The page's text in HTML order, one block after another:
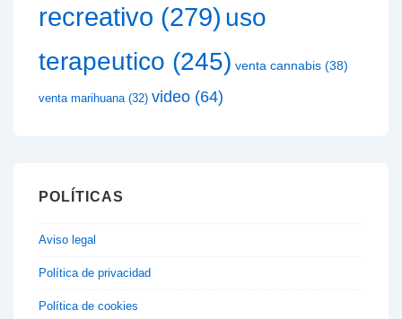
recreativo (279) uso
terapeutico (245) venta cannabis (38)
venta marihuana(32) video (64)
POLÍTICAS
Aviso legal
Política de privacidad
Política de cookies